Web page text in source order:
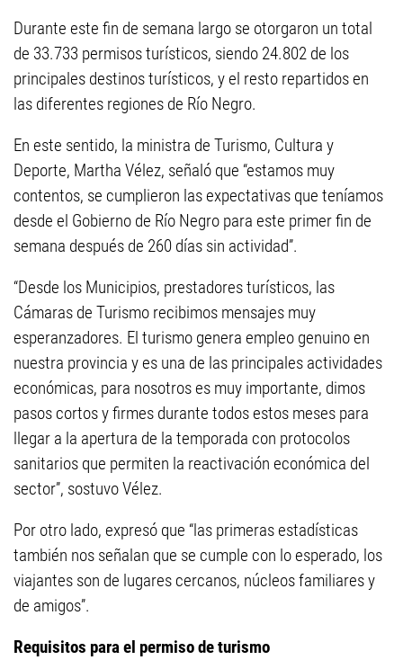
Durante este fin de semana largo se otorgaron un total
de 33.733 permisos turísticos, siendo 24.802 de los
principales destinos turísticos, y el resto repartidos en
las diferentes regiones de Río Negro.
En este sentido, la ministra de Turismo, Cultura y
Deporte, Martha Vélez, señaló que “estamos muy
contentos, se cumplieron las expectativas que teníamos
desde el Gobierno de Río Negro para este primer fin de
semana después de 260 días sin actividad”.
“Desde los Municipios, prestadores turísticos, las
Cámaras de Turismo recibimos mensajes muy
esperanzadores. El turismo genera empleo genuino en
nuestra provincia y es una de las principales actividades
económicas, para nosotros es muy importante, dimos
pasos cortos y firmes durante todos estos meses para
llegar a la apertura de la temporada con protocolos
sanitarios que permiten la reactivación económica del
sector”, sostuvo Vélez.
Por otro lado, expresó que “las primeras estadísticas
también nos señalan que se cumple con lo esperado, los
viajantes son de lugares cercanos, núcleos familiares y
de amigos”.
Requisitos para el permiso de turismo